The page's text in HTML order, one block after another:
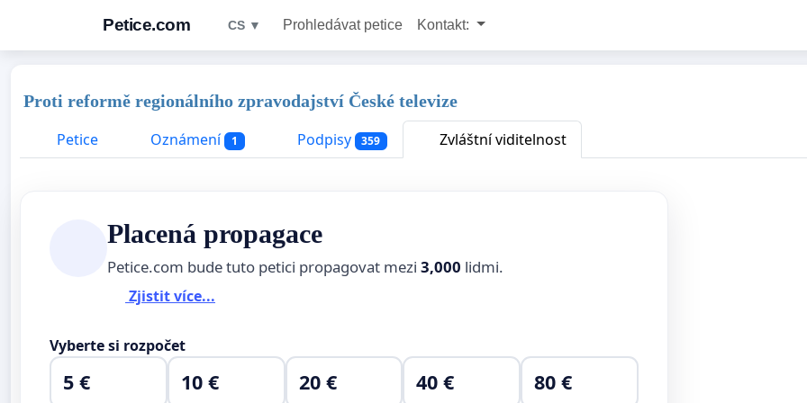
Petice.com CS ▼ Prohledávat petice Kontakt:
Proti reformě regionálního zpravodajství České televize
Petice
Oznámení 1 Podpisy 359 Zvláštní viditelnost
Placená propagace
Petice.com bude tuto petici propagovat mezi 3,000 lidmi.
Zjistit více...
Vyberte si rozpočet
5 € 10 € 20 € 40 € 80 €